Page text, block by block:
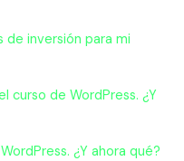
de inversión para mi
curso de WordPress. ¿Y
¿Y ahora qué?